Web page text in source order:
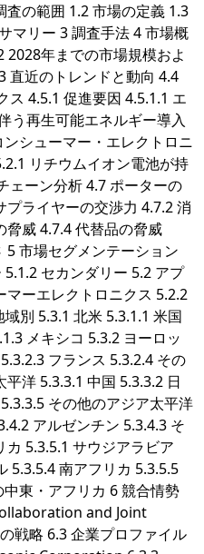
の範囲 1.2 市場の定義 1.3
マリー 3 調査手法 4 市場概
2028年までの市場規模およ
直近のトレンドと動向 4.4
ス 4.5.1 促進要因 4.5.1.1 エ
う再生可能エネルギー導入
シューマー・エレクトロニ
リチウムイオン電池が持
ェーン分析 4.7 ポーターの
ライヤーの交渉力 4.7.2 消
脅威 4.7.4 代替品の脅威
市場セグメンテーション
セカンダリー 5.2 アプ
マーエレクトロニクス 5.2.2
別 5.3.1 北米 5.3.1.1 米国
メキシコ 5.3.2 ヨーロッ
フランス 5.3.2.4 その
洋 5.3.3.1 中国 5.3.3.2 日
その他のアジア太平洋
アルゼンチン 5.3.4.3 そ
5.3.5.1 サウジアラビア
5.3.5.4 南アフリカ 5.3.5.5
東・アフリカ 6 競合情勢
and Joint
戦略 6.3 企業プロファイル